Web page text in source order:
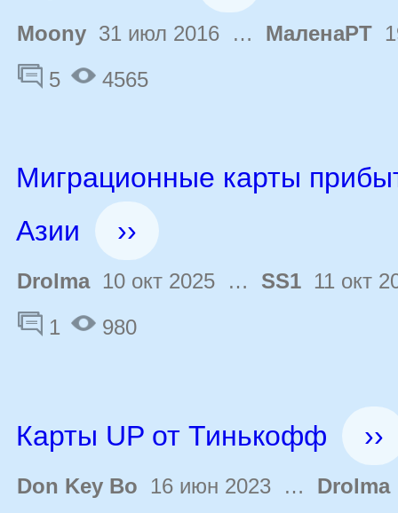
Moony 31 июл 2016 … МаленаРТ
5
4565
Миграционные карты
Азии
››
Drolma10 окт 2025 … SS1 11 окт
1
980
Карты UP от Тинькофф ››
Don Key Bo 16 июн 2023 … Drolma